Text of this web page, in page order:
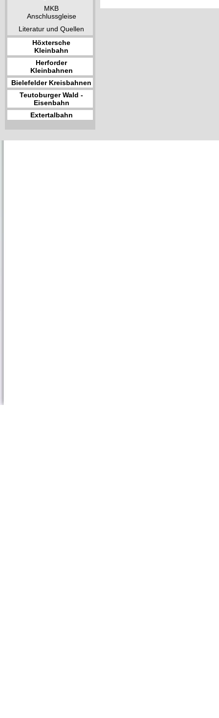
MKB
Anschlussgleise
Literatur und Quellen
Höxtersche
Kleinbahn
Herforder
Kleinbahnen
Bielefelder Kreisbahnen
Teutoburger Wald -
Eisenbahn
Extertalbahn